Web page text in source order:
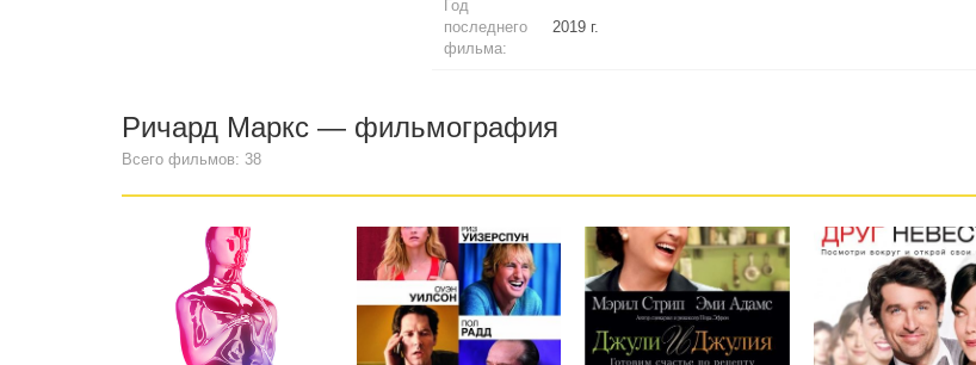
Год
последнего
фильма:
2019 г.
Ричард Маркс — фильмография
Всего фильмов: 38